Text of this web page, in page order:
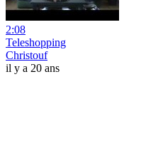
2:08
Teleshopping
Christouf
il y a 20 ans